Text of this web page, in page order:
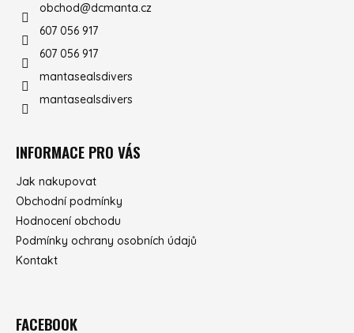
obchod@dcmanta.cz
607 056 917
607 056 917
mantasealsdivers
mantasealsdivers
INFORMACE PRO VÁS
Jak nakupovat
Obchodní podmínky
Hodnocení obchodu
Podmínky ochrany osobních údajů
Kontakt
FACEBOOK